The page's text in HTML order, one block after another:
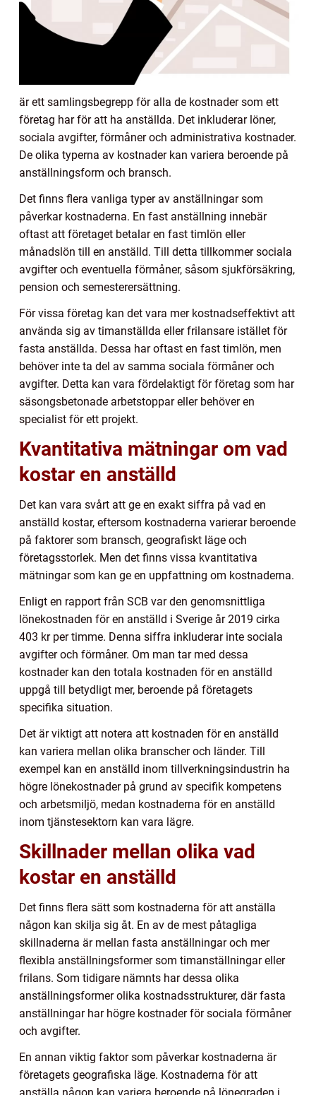
är ett samlingsbegrepp för alla de kostnader som ett
företag har för att ha anställda. Det inkluderar löner,
sociala avgifter, förmåner och administrativa kostnader.
De olika typerna av kostnader kan variera beroende på
anställningsform och bransch.
Det finns flera vanliga typer av anställningar som
påverkar kostnaderna. En fast anställning innebär
oftast att företaget betalar en fast timlön eller
månadslön till en anställd. Till detta tillkommer sociala
avgifter och eventuella förmåner, såsom sjukförsäkring,
pension och semesterersättning.
För vissa företag kan det vara mer kostnadseffektivt att
använda sig av timanställda eller frilansare istället för
fasta anställda. Dessa har oftast en fast timlön, men
behöver inte ta del av samma sociala förmåner och
avgifter. Detta kan vara fördelaktigt för företag som har
säsongsbetonade arbetstoppar eller behöver en
specialist för ett projekt.
Kvantitativa mätningar om vad
kostar en anställd
Det kan vara svårt att ge en exakt siffra på vad en
anställd kostar, eftersom kostnaderna varierar beroende
på faktorer som bransch, geografiskt läge och
företagsstorlek. Men det finns vissa kvantitativa
mätningar som kan ge en uppfattning om kostnaderna.
Enligt en rapport från SCB var den genomsnittliga
lönekostnaden för en anställd i Sverige år 2019 cirka
403 kr per timme. Denna siffra inkluderar inte sociala
avgifter och förmåner. Om man tar med dessa
kostnader kan den totala kostnaden för en anställd
uppgå till betydligt mer, beroende på företagets
specifika situation.
Det är viktigt att notera att kostnaden för en anställd
kan variera mellan olika branscher och länder. Till
exempel kan en anställd inom tillverkningsindustrin ha
högre lönekostnader på grund av specifik kompetens
och arbetsmiljö, medan kostnaderna för en anställd
inom tjänstesektorn kan vara lägre.
Skillnader mellan olika vad
kostar en anställd
Det finns flera sätt som kostnaderna för att anställa
någon kan skilja sig åt. En av de mest påtagliga
skillnaderna är mellan fasta anställningar och mer
flexibla anställningsformer som timanställningar eller
frilans. Som tidigare nämnts har dessa olika
anställningsformer olika kostnadsstrukturer, där fasta
anställningar har högre kostnader för sociala förmåner
och avgifter.
En annan viktig faktor som påverkar kostnaderna är
företagets geografiska läge. Kostnaderna för att